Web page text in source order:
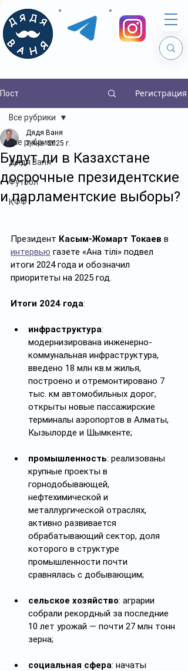
Пост Регистрация
Все рубрики
Дядя Ваня
Футбол
КФФ
Все рубрики
Будут ли в Казахстане
досрочные президентские
и парламентские выборы?
Дядя Ваня
3 янв. 2025 г.
Президент Касым-Жомарт Токаев в
интервью газете «Ана тілі» подвел
итоги 2024 года и обозначил
приоритеты на 2025 год.
Итоги 2024 года:
инфраструктура:
модернизирована инженерно-
коммунальная инфраструктура,
введено 18 млн кв.м жилья,
построено и отремонтировано 7
тыс. км автомобильных дорог,
открыты новые пассажирские
терминалы аэропортов в Алматы,
Кызылорде и Шымкенте;
промышленность: реализованы
крупные проекты в
горнодобывающей,
нефтехимической и
металлургической отраслях,
активно развивается
обрабатывающий сектор, доля
которого в структуре
промышленности почти
сравнялась с добывающим;
сельское хозяйство: аграрии
собрали рекордный за последние
10 лет урожай — почти 27 млн тонн
зерна;
социальная сфера: начаты